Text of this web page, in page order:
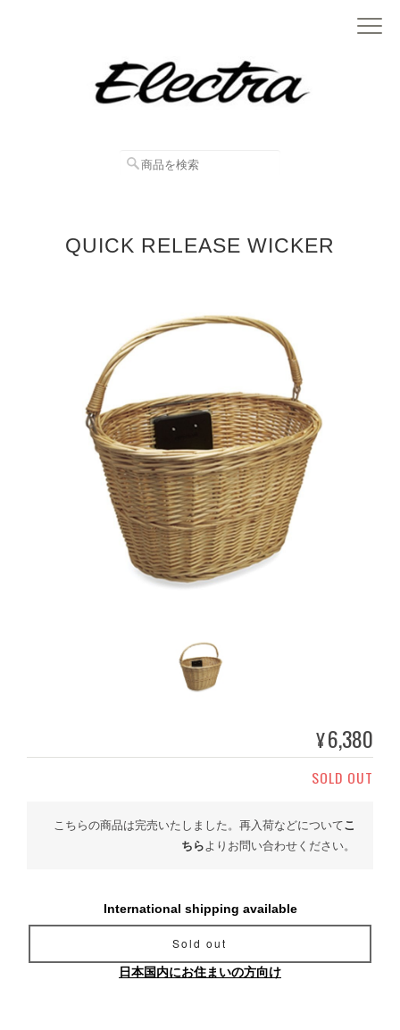
QUICK RELEASE WICKER
¥6,380
SOLD OUT
こちらの商品は完売いたしました。再入荷などについてこ
ちら よりお問い合わせください。
International shipping available
Sold out
日本国内にお住まいの方向け